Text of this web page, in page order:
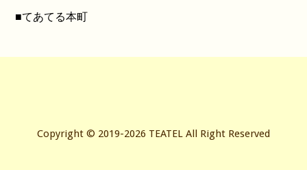
■てあてる本町
Copyright © 2019-2026 TEATEL All Right Reserved